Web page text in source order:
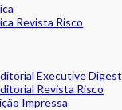
Revista Risco
Executive Digest
Revista Risco
Impressa